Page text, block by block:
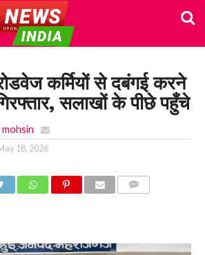
कर्मियों से दबंगई करने
सलाखों के पीछे पहुँचे
18, 2026